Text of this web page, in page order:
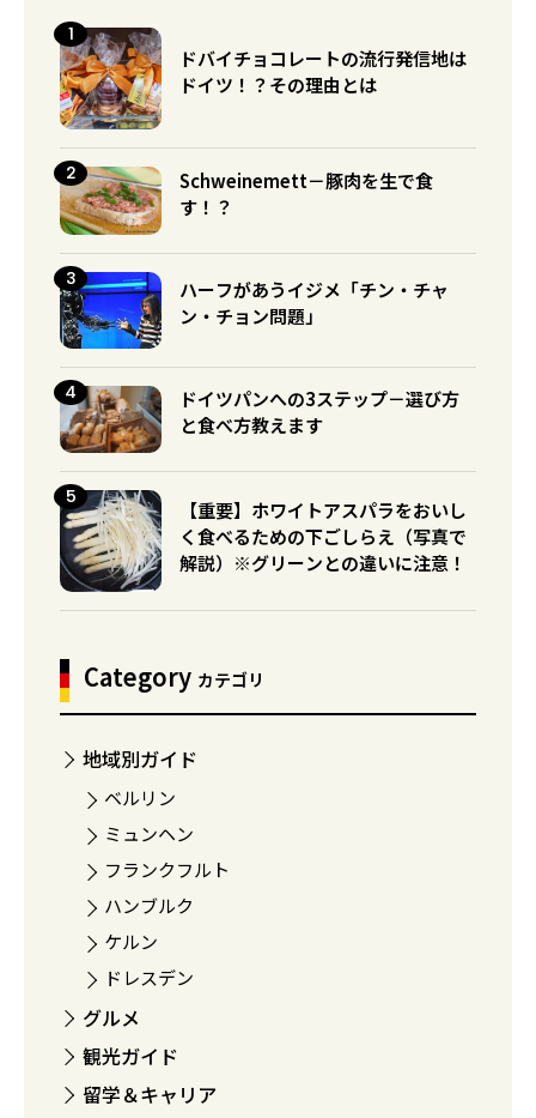
ドバイチョコレートの流行発信地は
ドイツ！？その理由とは
Schweinemett－豚肉を生で食
す！？
ハーフがあうイジメ「チン・チャ
ン・チョン問題」
ドイツパンへの3ステップ－選び方
と食べ方教えます
【重要】ホワイトアスパラをおいし
く食べるための下ごしらえ（写真で
解説）※グリーンとの違いに注意！
Category カテゴリ
地域別ガイド
ベルリン
ミュンヘン
フランクフルト
ハンブルク
ケルン
ドレスデン
グルメ
観光ガイド
留学＆キャリア